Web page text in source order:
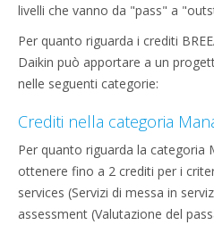
livelli che vanno da "pass" a
Per quanto riguarda i crediti
Daikin può apportare a un
nelle seguenti categorie:
Crediti nella categoria
Per quanto riguarda la categoria
ottenere fino a 2 crediti per i
services (Servizi di messa in
assessment (Valutazione del